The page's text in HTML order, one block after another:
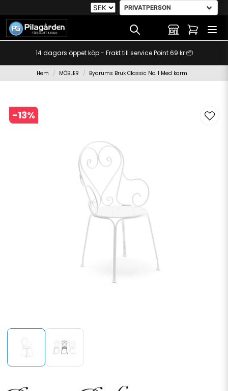
14 dagars öppet köp - Frakt till service Point 69 kr 📦
Hem MÖBLER Byarums Bruk Classic No. 1 Med karm
-13%